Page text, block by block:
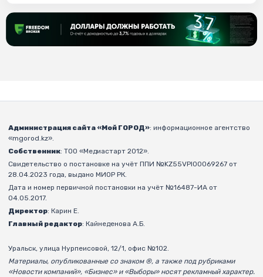
Администрация сайта «Мой ГОРОД»: информационное агентство
«mgorod.kz».
Собственник: ТОО «Медиастарт 2012».
Свидетельство о постановке на учёт ППИ №KZ55VPI00069267 от
28.04.2023 года, выдано МИОР РК.
Дата и номер первичной постановки на учёт №16487-ИА от
04.05.2017.
Директор: Карин Е.
Главный редактор: Кайнеденова А.Б.
Уральск, улица Нурпеисовой, 12/1, офис №102.
Материалы, опубликованные со знаком ®, а также под рубриками
«Новости компаний», «Бизнес» и «Выборы» носят рекламный характер.